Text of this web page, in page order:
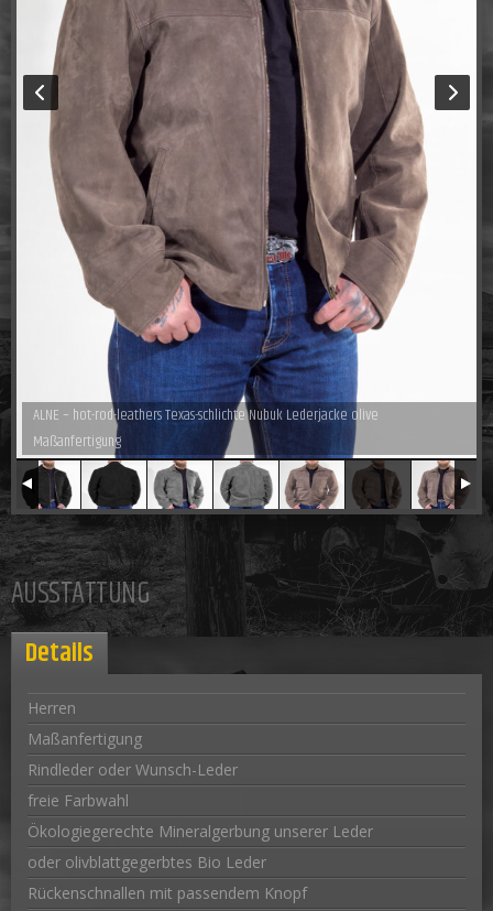
ALNE – hot-rod-leathers Texas-schlichte Nubuk Lederjacke olive
Maßanfertigung
AUSSTATTUNG
Details
Herren
Maßanfertigung
Rindleder oder Wunsch-Leder
freie Farbwahl
Ökologiegerechte Mineralgerbung unserer Leder
oder olivblattgegerbtes Bio Leder
Rückenschnallen mit passendem Knopf